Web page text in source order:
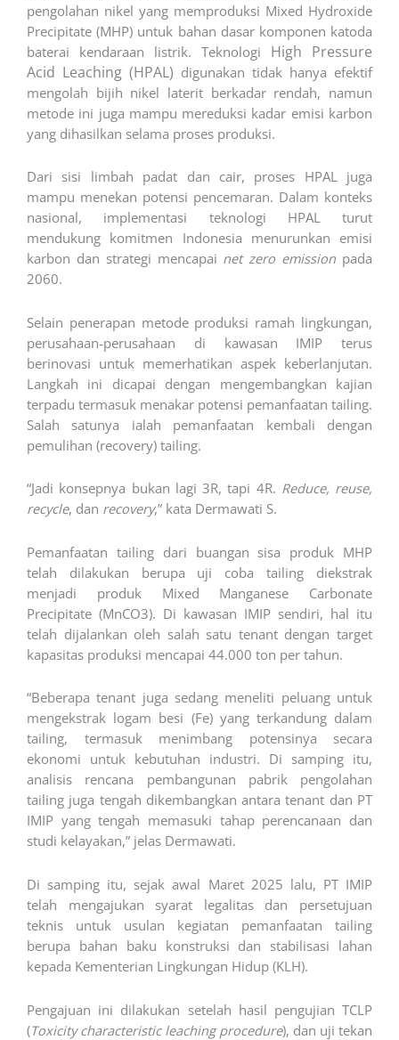
pengolahan nikel yang memproduksi Mixed Hydroxide
Precipitate (MHP) untuk bahan dasar komponen katoda
baterai kendaraan listrik. Teknologi High Pressure
Acid Leaching (HPAL) digunakan tidak hanya efektif
mengolah bijih nikel laterit berkadar rendah, namun
metode ini juga mampu mereduksi kadar emisi karbon
yang dihasilkan selama proses produksi.
Dari sisi limbah padat dan cair, proses HPAL juga
mampu menekan potensi pencemaran. Dalam konteks
nasional, implementasi teknologi HPAL turut
mendukung komitmen Indonesia menurunkan emisi
karbon dan strategi mencapai net zero emission pada
2060.
Selain penerapan metode produksi ramah lingkungan,
perusahaan-perusahaan di kawasan IMIP terus
berinovasi untuk memerhatikan aspek keberlanjutan.
Langkah ini dicapai dengan mengembangkan kajian
terpadu termasuk menakar potensi pemanfaatan tailing.
Salah satunya ialah pemanfaatan kembali dengan
pemulihan (recovery) tailing.
“Jadi konsepnya bukan lagi 3R, tapi 4R. Reduce, reuse,
recycle, dan recovery,” kata Dermawati S.
Pemanfaatan tailing dari buangan sisa produk MHP
telah dilakukan berupa uji coba tailing diekstrak
menjadi produk Mixed Manganese Carbonate
Precipitate (MnCO3). Di kawasan IMIP sendiri, hal itu
telah dijalankan oleh salah satu tenant dengan target
kapasitas produksi mencapai 44.000 ton per tahun.
“Beberapa tenant juga sedang meneliti peluang untuk
mengekstrak logam besi (Fe) yang terkandung dalam
tailing, termasuk menimbang potensinya secara
ekonomi untuk kebutuhan industri. Di samping itu,
analisis rencana pembangunan pabrik pengolahan
tailing juga tengah dikembangkan antara tenant dan PT
IMIP yang tengah memasuki tahap perencanaan dan
studi kelayakan,” jelas Dermawati.
Di samping itu, sejak awal Maret 2025 lalu, PT IMIP
telah mengajukan syarat legalitas dan persetujuan
teknis untuk usulan kegiatan pemanfaatan tailing
berupa bahan baku konstruksi dan stabilisasi lahan
kepada Kementerian Lingkungan Hidup (KLH).
Pengajuan ini dilakukan setelah hasil pengujian TCLP
(Toxicity characteristic leaching procedure), dan uji tekan